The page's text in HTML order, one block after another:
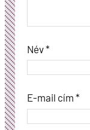
Név*
E-mail cím *